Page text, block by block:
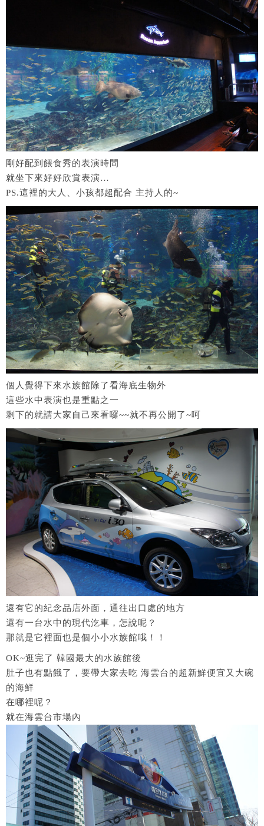
剛好配到餵食秀的表演時間
就坐下來好好欣賞表演…
PS.這裡的大人、小孩都超配合 主持人的~
個人覺得下來水族館除了看海底生物外
這些水中表演也是重點之一
剩下的就請大家自己來看囉~~就不再公開了~呵
還有它的紀念品店外面，通往出口處的地方
還有一台水中的現代汔車，怎說呢？
那就是它裡面也是個小小水族館哦！！
OK~逛完了 韓國最大的水族館後
肚子也有點餓了，要帶大家去吃 海雲台的超新鮮便宜又大碗
的海鮮
在哪裡呢？
就在海雲台市場內